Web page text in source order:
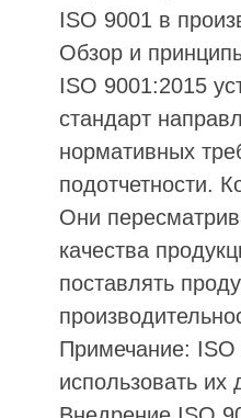
ISO 9001 в
Обзор и
ISO 9001:2015
стандарт
нормативных
подотчетности.
Они
качества
поставлять
Примечание: ISO
использовать их